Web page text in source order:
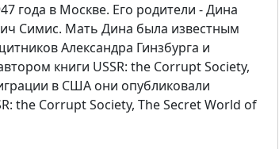
года в Москве. Его родители - Дина
Симис. Мать Дина была известным
Александра Гинзбурга и
книги USSR: the Corrupt Society,
в США они опубликовали
the Corrupt Society, The Secret World of